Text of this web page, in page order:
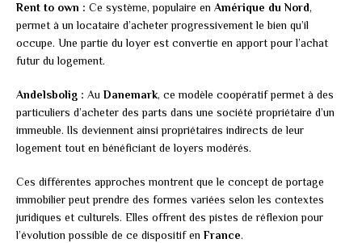
Rent to own : Ce système, populaire en Amérique du Nord,
permet à un locataire d’acheter progressivement le bien qu’il
occupe. Une partie du loyer est convertie en apport pour l’achat
futur du logement.
Andelsbolig : Au Danemark, ce modèle coopératif permet à des
particuliers d’acheter des parts dans une société propriétaire d’un
immeuble. Ils deviennent ainsi propriétaires indirects de leur
logement tout en bénéficiant de loyers modérés.
Ces différentes approches montrent que le concept de portage
immobilier peut prendre des formes variées selon les contextes
juridiques et culturels. Elles offrent des pistes de réflexion pour
l’évolution possible de ce dispositif en France.